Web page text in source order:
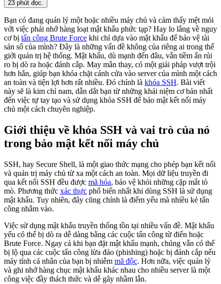
23 phút đọc.
Bạn có đang quản lý một hoặc nhiều máy chủ và cảm thấy mệt mỏi
với việc phải nhớ hàng loạt mật khẩu phức tạp? Hay lo lắng về nguy
cơ bị tấn công Brute Force khi chỉ dựa vào mật khẩu để bảo vệ tài
sản số của mình? Đây là những vấn đề không của riêng ai trong thế
giới quản trị hệ thống. Mật khẩu, dù mạnh đến đâu, vẫn tiềm ẩn rủi
ro bị dò ra hoặc đánh cắp. May mắn thay, có một giải pháp vượt trội
hơn hẳn, giúp bạn khóa chặt cánh cửa vào server của mình một cách
an toàn và tiện lợi hơn rất nhiều. Đó chính là khóa SSH. Bài viết
này sẽ là kim chỉ nam, dẫn dắt bạn từ những khái niệm cơ bản nhất
đến việc tự tay tạo và sử dụng khóa SSH để bảo mật kết nối máy
chủ một cách chuyên nghiệp.
Giới thiệu về khóa SSH và vai trò của nó
trong bảo mật kết nối máy chủ
SSH, hay Secure Shell, là một giao thức mạng cho phép bạn kết nối
và quản trị máy chủ từ xa một cách an toàn. Mọi dữ liệu truyền đi
qua kết nối SSH đều được mã hóa, bảo vệ khỏi những cặp mắt tò
mò. Phương thức xác thực phổ biến nhất khi dùng SSH là sử dụng
mật khẩu. Tuy nhiên, đây cũng chính là điểm yếu mà nhiều kẻ tấn
công nhắm vào.
Việc sử dụng mật khẩu truyền thống tồn tại nhiều vấn đề. Mật khẩu
yếu có thể bị dò ra dễ dàng bằng các cuộc tấn công từ điển hoặc
Brute Force. Ngay cả khi bạn đặt mật khẩu mạnh, chúng vẫn có thể
bị lộ qua các cuộc tấn công lừa đảo (phishing) hoặc bị đánh cắp nếu
máy tính cá nhân của bạn bị nhiễm mã độc. Hơn nữa, việc quản lý
và ghi nhớ hàng chục mật khẩu khác nhau cho nhiều server là một
công việc đầy thách thức và dễ gây nhầm lẫn.